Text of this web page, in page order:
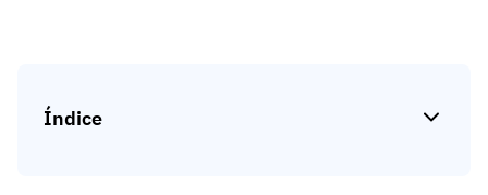
Índice